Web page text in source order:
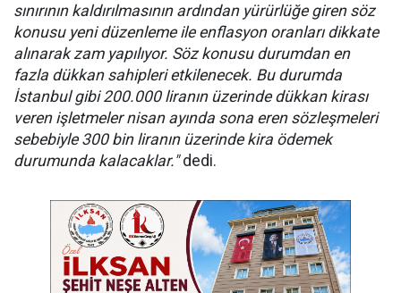
sınırının kaldırılmasının ardından yürürlüğe giren söz
konusu yeni düzenleme ile enflasyon oranları dikkate
alınarak zam yapılıyor. Söz konusu durumdan en
fazla dükkan sahipleri etkilenecek. Bu durumda
İstanbul gibi 200.000 liranın üzerinde dükkan kirası
veren işletmeler nisan ayında sona eren sözleşmeleri
sebebiyle 300 bin liranın üzerinde kira ödemek
durumunda kalacaklar."dedi.